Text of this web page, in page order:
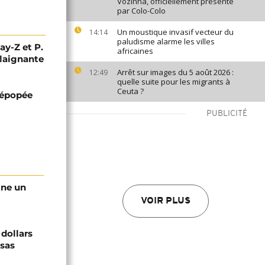
par Colo-Colo
14:14
Un moustique invasif vecteur du
paludisme alarme les villes
africaines
12:49
Arrêt sur images du 5 août 2026 :
quelle suite pour les migrants à
Ceuta ?
PUBLICITÉ
VOIR PLUS
Z et P.
un